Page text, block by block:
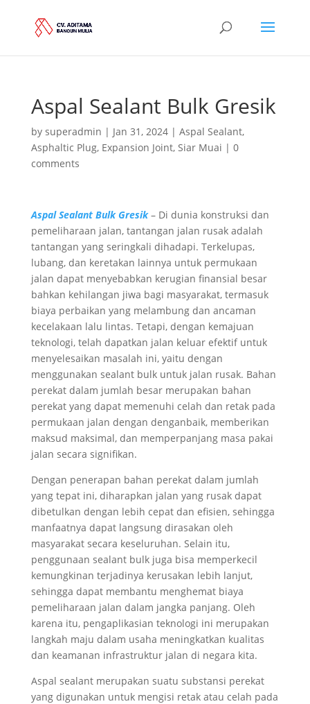
Aspal Sealant Bulk Gresik
by superadmin | Jan 31, 2024| Aspal Sealant,
Asphaltic Plug, Expansion Joint, Siar Muai | 0
comments
Aspal Sealant Bulk Gresik– Di dunia konstruksi dan
pemeliharaan jalan, tantangan jalan rusak adalah
tantangan yang seringkali dihadapi. Terkelupas,
lubang, dan keretakan lainnya untuk permukaan
jalan dapat menyebabkan kerugian finansial besar
bahkan kehilangan jiwa bagi masyarakat, termasuk
biaya perbaikan yang melambung dan ancaman
kecelakaan lalu lintas. Tetapi, dengan kemajuan
teknologi, telah dapatkan jalan keluar efektif untuk
menyelesaikan masalah ini, yaitu dengan
menggunakan sealant bulk untuk jalan rusak. Bahan
perekat dalam jumlah besar merupakan bahan
perekat yang dapat memenuhi celah dan retak pada
permukaan jalan dengan denganbaik, memberikan
maksud maksimal, dan memperpanjang masa pakai
jalan secara signifikan.
Dengan penerapan bahan perekat dalam jumlah
yang tepat ini, diharapkan jalan yang rusak dapat
dibetulkan dengan lebih cepat dan efisien, sehingga
manfaatnya dapat langsung dirasakan oleh
masyarakat secara keseluruhan. Selain itu,
penggunaan sealant bulk juga bisa memperkecil
kemungkinan terjadinya kerusakan lebih lanjut,
sehingga dapat membantu menghemat biaya
pemeliharaan jalan dalam jangka panjang. Oleh
karena itu, pengaplikasian teknologi ini merupakan
langkah maju dalam usaha meningkatkan kualitas
dan keamanan infrastruktur jalan di negara kita.
Aspal sealant merupakan suatu substansi perekat
yang digunakan untuk mengisi retak atau celah pada